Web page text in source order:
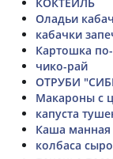
Оладьи
кабачки
Картошка
чико-рай
ОТРУБИ
Макароны с
капуста
Каша манная
колбаса